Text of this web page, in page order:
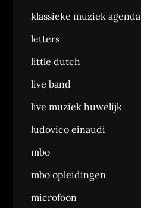
klassieke muziek agenda
letters
little dutch
live band
live muziek huwelijk
ludovico einaudi
mbo
mbo opleidingen
microfoon